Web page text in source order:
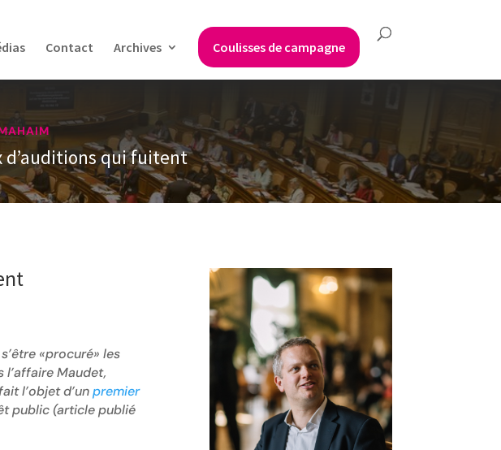
Contact Archives Coulisses de campagne
d’auditions qui fuitent
«procuré» les
Maudet,
l’objet d’unpremier
public (article publié